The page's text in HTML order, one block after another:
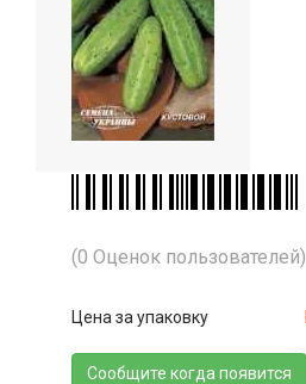
(0 Оценок пользователей)
Цена за упаковку
Сообщите когда появится